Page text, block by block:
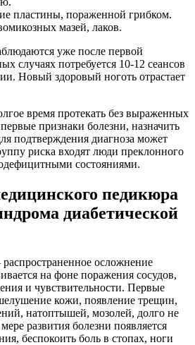
пластины, пораженной грибком.
мазей, лаков.
уже после первой
случаях потребуется 10-12 сеансов
Новый здоровый ноготь отрастает
время протекать без выраженных
признаки болезни, назначить
подтверждения диагноза может
риска входят люди преклонного
состояниями.
педикюра
диабетической
осложнение
на фоне поражения сосудов,
и чувствительности. Первые
кожи, появление трещин,
натоптышей, мозолей, долго не
развития болезни появляется
беспокоить боль в стопах, ноги